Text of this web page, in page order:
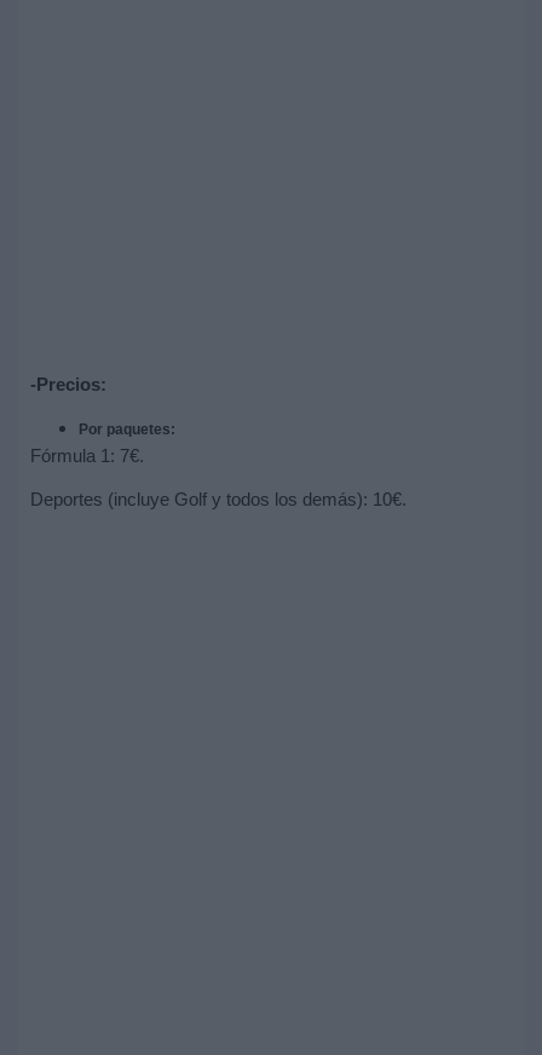
-Precios:
Por paquetes:
Fórmula 1: 7€.
Deportes (incluye Golf y todos los demás): 10€.